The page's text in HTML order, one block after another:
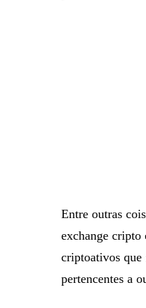
Entre outras
exchange cripto
criptoativos
pertencentes a